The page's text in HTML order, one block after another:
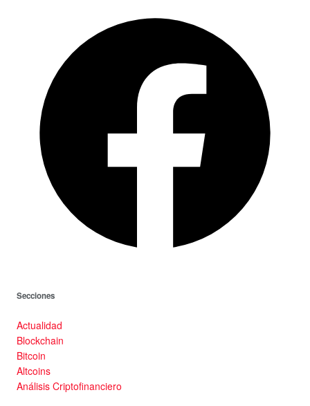
Secciones
Actualidad
Blockchain
Bitcoin
Altcoins
Análisis Criptofinanciero